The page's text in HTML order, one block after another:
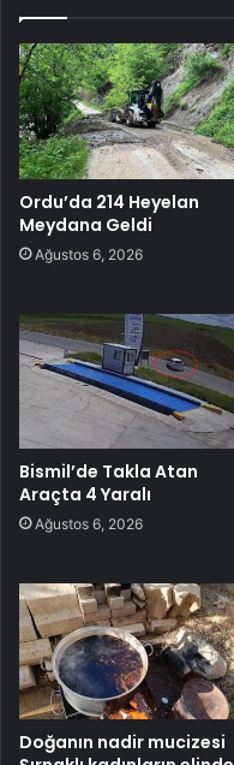
Ordu’da 214 Heyelan
Meydana Geldi
Ağustos 6, 2026
Bismil’de Takla Atan
Araçta 4 Yaralı
Ağustos 6, 2026
Doğanın nadir mucizesi